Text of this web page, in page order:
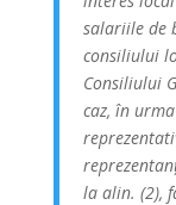
salariile de
consiliului
Consiliului
caz, în
la alin. (2),